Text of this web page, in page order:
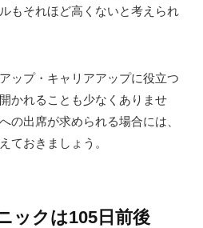
もそれほど高くないと考えられ
ップ・キャリアアップに役立つ
かれることも少なくありませ
の出席が求められる場合には、
ておきましょう。
ックは105日前後